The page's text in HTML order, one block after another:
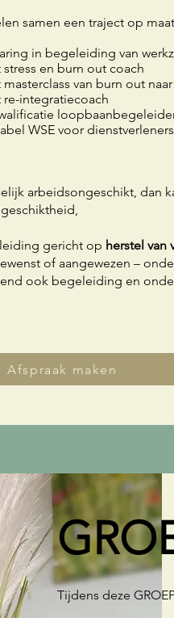
samen een traject op
in begeleiding van
en burn out coach
van burn out
re-integratiecoach
WSE voor
arbeidsongeschikt, dan
gericht op herstel van
of aangewezen –
ook begeleiding en
Afspraak maken
Tijdens deze